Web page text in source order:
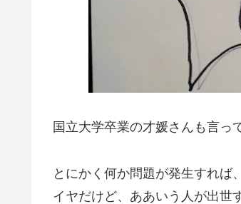
国立大学卒業の才媛さんも言っ
とにかく何か問題が発生すれば
イヤだけど、ああいう人が出世